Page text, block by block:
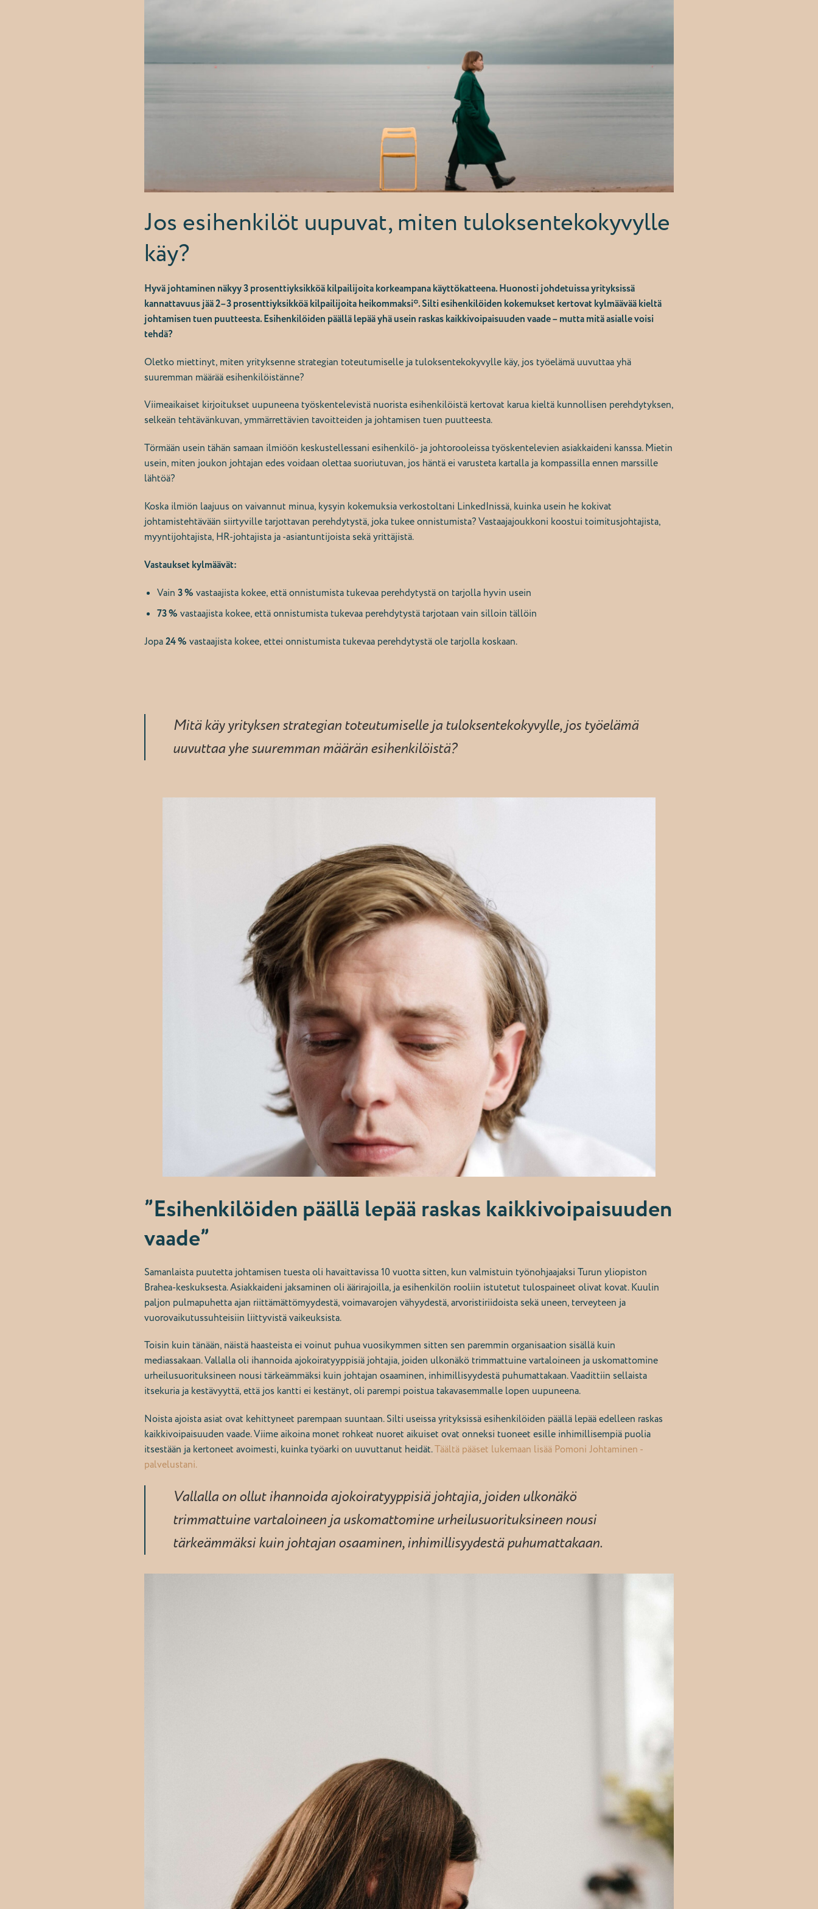
Jos esihenkilöt uupuvat, miten tuloksentekokyvylle
käy?
Hyvä johtaminen näkyy 3 prosenttiyksikköä kilpailijoita korkeampana käyttökatteena. Huonosti johdetuissa yrityksissä
kannattavuus jää 2–3 prosenttiyksikköä kilpailijoita heikommaksi*.Silti esihenkilöiden kokemukset kertovat kylmäävää kieltä
johtamisen tuen puutteesta. Esihenkilöiden päällä lepää yhä usein raskas kaikkivoipaisuuden vaade – mutta mitä asialle voisi
tehdä?
Oletko miettinyt, miten yrityksenne strategian toteutumiselle ja tuloksentekokyvylle käy, jos työelämä uuvuttaa yhä
suuremman määrää esihenkilöistänne?
Viimeaikaiset kirjoitukset uupuneena työskentelevistä nuorista esihenkilöistä kertovat karua kieltä kunnollisen perehdytyksen,
selkeän tehtävänkuvan, ymmärrettävien tavoitteiden ja johtamisen tuen puutteesta.
Törmään usein tähän samaan ilmiöön keskustellessani esihenkilö- ja johtorooleissa työskentelevien asiakkaideni kanssa. Mietin
usein, miten joukon johtajan edes voidaan olettaa suoriutuvan, jos häntä ei varusteta kartalla ja kompassilla ennen marssille
lähtöä?
Koska ilmiön laajuus on vaivannut minua, kysyin kokemuksia verkostoltani LinkedInissä, kuinka usein he kokivat
johtamistehtävään siirtyville tarjottavan perehdytystä, joka tukee onnistumista? Vastaajajoukkoni koostui toimitusjohtajista,
myyntijohtajista, HR-johtajista ja -asiantuntijoista sekä yrittäjistä.
Vastaukset kylmäävät:
Vain 3 % vastaajista kokee, että onnistumista tukevaa perehdytystä on tarjolla hyvin usein
73 % vastaajista kokee, että onnistumista tukevaa perehdytystä tarjotaan vain silloin tällöin
Jopa24 % vastaajista kokee, ettei onnistumista tukevaa perehdytystä ole tarjolla koskaan.
Mitä käy yrityksen strategian toteutumiselle ja tuloksentekokyvylle, jos työelämä
uuvuttaa yhe suuremman määrän esihenkilöistä?
”Esihenkilöiden päällä lepää raskas kaikkivoipaisuuden
vaade”
Samanlaista puutetta johtamisen tuesta oli havaittavissa 10 vuotta sitten, kun valmistuin työnohjaajaksi Turun yliopiston
Brahea-keskuksesta. Asiakkaideni jaksaminen oli äärirajoilla, ja esihenkilön rooliin istutetut tulospaineet olivat kovat. Kuulin
paljon pulmapuhetta ajan riittämättömyydestä, voimavarojen vähyydestä, arvoristiriidoista sekä uneen, terveyteen ja
vuorovaikutussuhteisiin liittyvistä vaikeuksista.
Toisin kuin tänään, näistä haasteista ei voinut puhua vuosikymmen sitten sen paremmin organisaation sisällä kuin
mediassakaan. Vallalla oli ihannoida ajokoiratyyppisiä johtajia, joiden ulkonäkö trimmattuine vartaloineen ja uskomattomine
urheilusuorituksineen nousi tärkeämmäksi kuin johtajan osaaminen, inhimillisyydestä puhumattakaan. Vaadittiin sellaista
itsekuria ja kestävyyttä, että jos kantti ei kestänyt, oli parempi poistua takavasemmalle lopen uupuneena.
Noista ajoista asiat ovat kehittyneet parempaan suuntaan. Silti useissa yrityksissä esihenkilöiden päällä lepää edelleen raskas
kaikkivoipaisuuden vaade.Viime aikoina monet rohkeat nuoret aikuiset ovat onneksi tuoneet esille inhimillisempiä puolia
itsestään ja kertoneet avoimesti, kuinka työarki on uuvuttanut heidät.Täältä pääset lukemaan lisää Pomoni Johtaminen -
palvelustani.
Vallalla on ollutihannoida ajokoiratyyppisiä johtajia, joiden ulkonäkö
trimmattuine vartaloineen ja uskomattomine urheilusuorituksineen nousi
tärkeämmäksi kuin johtajan osaaminen, inhimillisyydestä puhumattakaan.